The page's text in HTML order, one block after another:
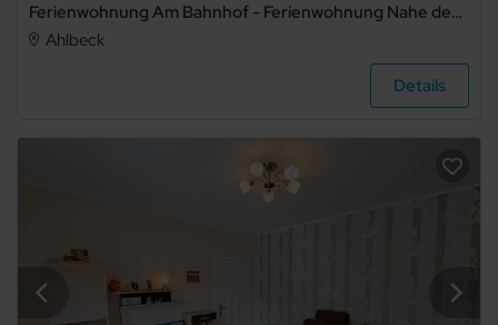
Ferienwohnung Am Bahnhof - Ferienwohnung Nahe des Bahnhofs in Seebad Ahlbeck mit Terrasse und Gartenblick
Ahlbeck
Details